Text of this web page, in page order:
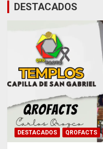
DESTACADOS
DESTACADOS QROFACTS